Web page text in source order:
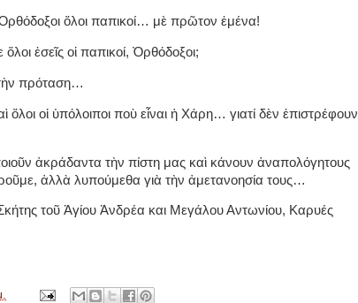
ὅλοι παπικοί… μὲ πρῶτον ἐμένα!
ἐσεῖς οἱ παπικοί, Ὀρθόδοξοι;
πρόταση…
ὅλοι οἱ ὑπόλοιποι ποὺ εἶναι ἡ Χάρη… γιατί δὲν ἐπιστρέφουν
ἀκράδαντα τὴν πίστη μας καὶ κάνουν ἀναπολόγητους
ἀλλὰ λυπούμεθα γιὰ τὴν ἀμετανοησία τους…
τοῦ Ἁγίου Ἀνδρέα και Μεγάλου Αντωνίου, Καρυές